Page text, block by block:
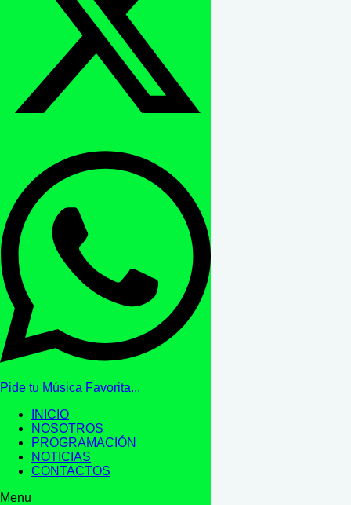
Pide tu Música Favorita...
INICIO
NOSOTROS
PROGRAMACIÓN
NOTICIAS
CONTACTOS
Menu